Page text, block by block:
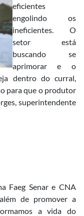
eficientes
engolindo os
ineficientes. O
setor está
buscando se
aprimorar e o
dentro do curral,
para que o produtor
superintendente
Faeg Senar e CNA
de promover a
a vida do